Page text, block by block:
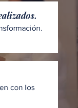
con los